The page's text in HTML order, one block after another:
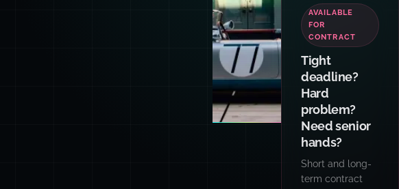
AVAILABLE
FOR
CONTRACT
Tight
deadline?
Hard
problem?
Need senior
hands?
Short and long-
term contract